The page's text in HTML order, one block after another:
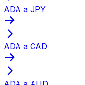
ADA a JPY
ADA a CAD